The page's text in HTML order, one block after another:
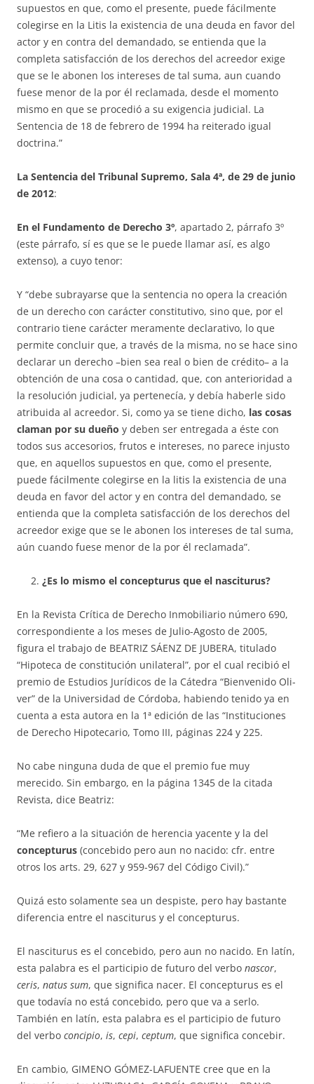
supuestos en que, como el presente, puede fá­cilmente
colegirse en la Litis la existencia de una deuda en favor del
ac­tor y en contra del demandado, se entienda que la
completa satisfacción de los derechos del acreedor exige
que se le abonen los intereses de tal su­ma, aun cuando
fuese menor de la por él reclamada, desde el momento
mismo en que se procedió a su exigencia judicial. La
Sentencia de 18 de febrero de 1994 ha reiterado igual
doctrina.”
La Sentencia del Tribunal Supremo, Sala 4ª, de 29 de junio
de 2012:
En el Fundamento de Derecho 3º, apartado 2, párrafo 3º
(este párra­fo, sí es que se le puede llamar así, es algo
extenso), a cuyo tenor:
Y “debe subrayarse que la sentencia no opera la creación
de un de­re­cho con carácter constitutivo, sino que, por el
contrario tiene carácter me­ra­­mente declarativo, lo que
permite concluir que, a través de la misma, no se hace sino
declarar un derecho –bien sea real o bien de crédito– a la
obtención de una cosa o cantidad, que, con anterioridad a
la resolución ju­dicial, ya pertenecía, y debía haberle sido
atribuida al acreedor. Si, como ya se tiene dicho, las cosas
claman por su dueño y deben ser entregada a éste con
todos sus accesorios, frutos e intereses, no parece injusto
que, en aquellos supuestos en que, como el presente,
puede fácilmente colegirse en la litis la existencia de una
deuda en favor del actor y en contra del demandado, se
entienda que la completa satisfacción de los derechos del
acreedor exige que se le abonen los intereses de tal suma,
aún cuando fuese menor de la por él reclamada”.
¿Es lo mismo el concepturus que el nasciturus?
En la Revista Crítica de Derecho Inmobiliario número 690,
corres­pon­diente a los meses de Julio-Agosto de 2005,
figura el trabajo de BEATRIZ SÁENZ DE JUBERA, titulado
“Hipoteca de constitución unilateral”, por el cual recibió el
premio de Estudios Jurídicos de la Cátedra “Bienvenido Oli­
ver” de la Universidad de Córdoba, habiendo tenido ya en
cuenta a es­ta autora en la 1ª edición de las “Instituciones
de Derecho Hipotecario, Tomo III, páginas 224 y 225.
No cabe ninguna duda de que el premio fue muy
merecido. Sin embar­go, en la página 1345 de la citada
Revista, dice Beatriz:
“Me refiero a la situación de herencia yacente y la del
concepturus (con­cebido pero aun no nacido: cfr. entre
otros los arts. 29, 627 y 959-967 del Código Civil).”
Quizá esto solamente sea un despiste, pero hay bastante
diferencia en­tre el nasciturus y el concepturus.
El nasciturus es el concebido, pero aun no nacido. En latín,
esta pa­la­bra es el participio de futuro del verbo nascor,
ceris, natus sum, que sig­nifica nacer. El concepturus es el
que todavía no está concebido, pero que va a serlo.
También en latín, esta palabra es el participio de futuro
del ver­bo concipio, is, cepi, ceptum, que significa concebir.
En cambio, GIMENO GÓMEZ-LAFUENTE cree que en la